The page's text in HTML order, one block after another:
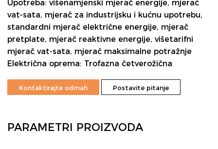
Upotreba: višenamjenski mjerač energije, mjerač
vat-sata, mjerač za industrijsku i kućnu upotrebu,
standardni mjerač električne energije, mjerač
pretplate, mjerač reaktivne energije, višetarifni
mjerač vat-sata, mjerač maksimalne potražnje
Električna oprema: Trofazna četverožična
Kontaktirajte odmah Postavite pitanje
PARAMETRI PROIZVODA